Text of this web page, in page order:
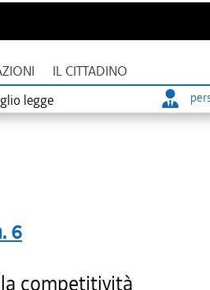
IL CITTADINO
legge
6
competitività